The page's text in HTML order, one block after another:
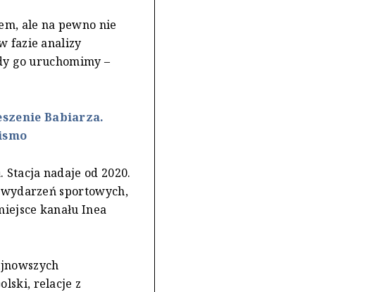
ale na pewno nie
fazie analizy
go uruchomimy –
Babiarza.
nadaje od 2020.
sportowych,
kanału Inea
relacje z